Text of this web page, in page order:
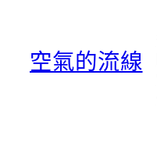
空氣的流線